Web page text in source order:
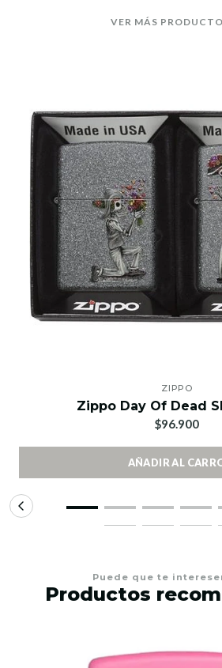
VER MÁS
ZIPPO
Zippo Day Of Dead
$96.900
AÑADIR AL
Puede que te
Productos